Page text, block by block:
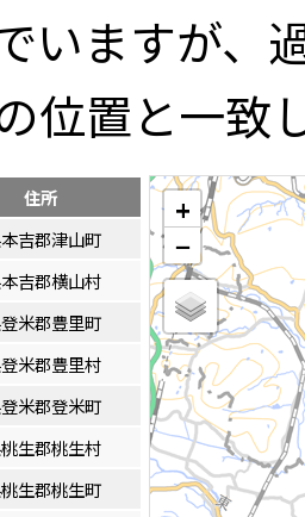
いますが、
位置と一致
住所
吉郡津山町
吉郡横山村
米郡豊里町
米郡豊里村
米郡登米町
生郡桃生村
生郡桃生町
+
−